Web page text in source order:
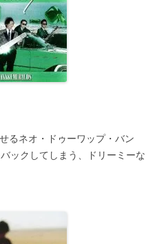
るネオ・ドゥーワップ・バン
ックしてしまう、ドリーミーな